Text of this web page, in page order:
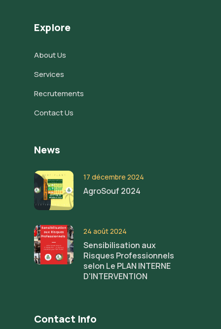
Explore
About Us
Services
Recrutements
Contact Us
News
17 décembre 2024
AgroSouf 2024
24 août 2024
Sensibilisation aux
Risques Professionnels
selon Le PLAN INTERNE
D'INTERVENTION
Contact Info